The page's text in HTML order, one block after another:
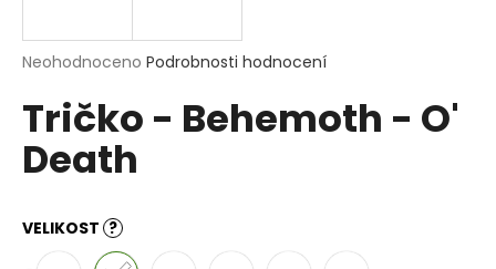
Průměrné
produktu
0,0
Neohodnoceno Podrobnosti hodnocení
Tričko - Behemoth - O'
Death
VELIKOST ?
j
t
?
HLEDAT